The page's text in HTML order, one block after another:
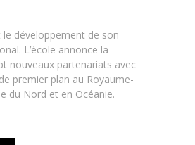
le développement de son
L’école annonce la
nouveaux partenariats avec
premier plan au Royaume-
du Nord et en Océanie.